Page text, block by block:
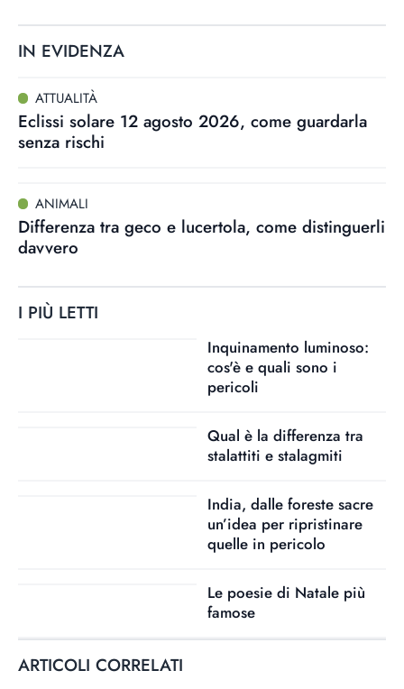
IN EVIDENZA
ATTUALITÀ
Eclissi solare 12 agosto 2026, come guardarla
senza rischi
ANIMALI
Differenza tra geco e lucertola, come distinguerli
davvero
I PIÙ LETTI
Inquinamento luminoso:
cos'è e quali sono i
pericoli
Qual è la differenza tra
stalattiti e stalagmiti
India, dalle foreste sacre
un’idea per ripristinare
quelle in pericolo
Le poesie di Natale più
famose
ARTICOLI CORRELATI